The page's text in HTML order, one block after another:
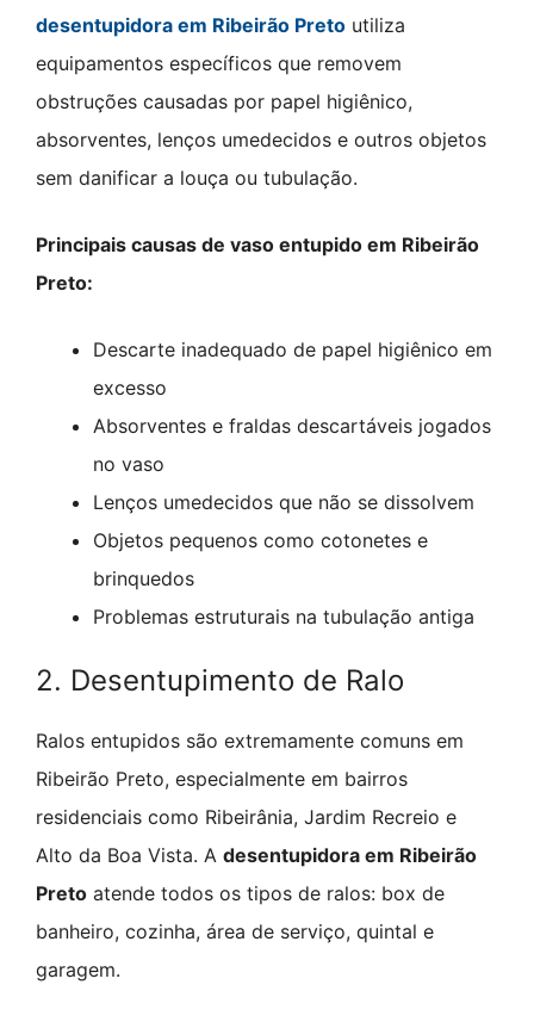
desentupidora em Ribeirão Preto utiliza
equipamentos específicos que removem
obstruções causadas por papel higiênico,
absorventes, lenços umedecidos e outros objetos
sem danificar a louça ou tubulação.
Principais causas de vaso entupido em Ribeirão
Preto:
Descarte inadequado de papel higiênico em
excesso
Absorventes e fraldas descartáveis jogados
no vaso
Lenços umedecidos que não se dissolvem
Objetos pequenos como cotonetes e
brinquedos
Problemas estruturais na tubulação antiga
2. Desentupimento de Ralo
Ralos entupidos são extremamente comuns em
Ribeirão Preto, especialmente em bairros
residenciais como Ribeirânia, Jardim Recreio e
Alto da Boa Vista. A desentupidora em Ribeirão
Preto atende todos os tipos de ralos: box de
banheiro, cozinha, área de serviço, quintal e
garagem.